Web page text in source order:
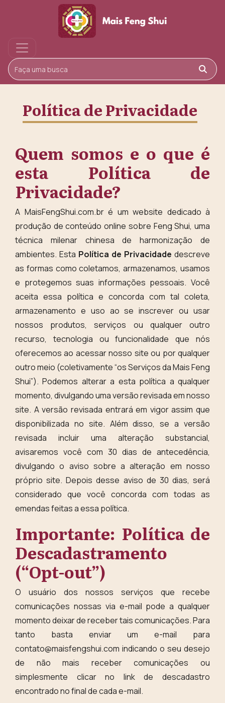
Buscar
Política de Privacidade
Quem somos e o que é
esta Política de
Privacidade?
A MaisFengShui.com.br é um website dedicado à
produção de conteúdo online sobre Feng Shui, uma
técnica milenar chinesa de harmonização de
ambientes. Esta Política de Privacidade descreve
as formas como coletamos, armazenamos, usamos
e protegemos suas informações pessoais. Você
aceita essa política e concorda com tal coleta,
armazenamento e uso ao se inscrever ou usar
nossos produtos, serviços ou qualquer outro
recurso, tecnologia ou funcionalidade que nós
oferecemos ao acessar nosso site ou por qualquer
outro meio (coletivamente “os Serviços da Mais Feng
Shui”). Podemos alterar a esta política a qualquer
momento, divulgando uma versão revisada em nosso
site. A versão revisada entrará em vigor assim que
disponibilizada no site. Além disso, se a versão
revisada incluir uma alteração substancial,
avisaremos você com 30 dias de antecedência,
divulgando o aviso sobre a alteração em nosso
próprio site. Depois desse aviso de 30 dias, será
considerado que você concorda com todas as
emendas feitas a essa política.
Importante: Política de
Descadastramento
(“Opt-out”)
O usuário dos nossos serviços que recebe
comunicações nossas via e-mail pode a qualquer
momento deixar de receber tais comunicações. Para
tanto basta enviar um e-mail para
contato@maisfengshui.com indicando o seu desejo
de não mais receber comunicações ou
simplesmente clicar no link de descadastro
encontrado no final de cada e-mail.